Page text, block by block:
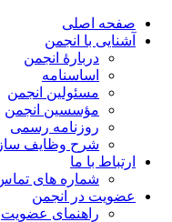
صفحه اصلی
آشنایی با انجمن
دربارۀ انجمن
اساسنامه
مسئولین انجمن
مؤسسین انجمن
روزنامه رسمی
شرح وظایف
ارتباط با ما
شماره های
عضویت در انجمن
راهنمای عضویت